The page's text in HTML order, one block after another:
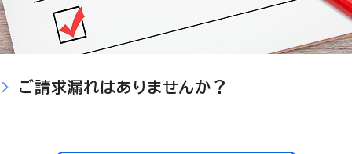
ご請求漏れはありませんか？